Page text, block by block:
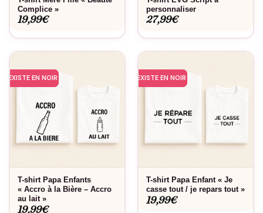
Complice »
19,99€
personnaliser
27,99€
EXISTE EN NOIR
T-shirt Papa Enfants
« Accro à la Bière – Accro
au lait »
19,99€
EXISTE EN NOIR
T-shirt Papa Enfant « Je
casse tout / je repars tout »
19,99€